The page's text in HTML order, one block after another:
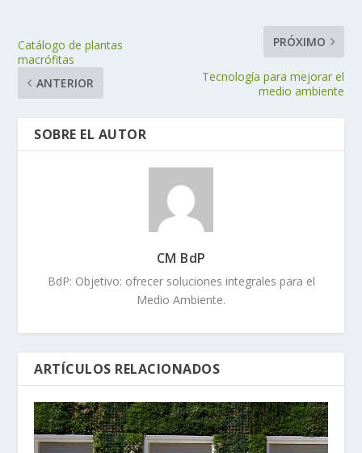
Catálogo de plantas
macrófitas
ANTERIOR
PRÓXIMO
Tecnología para mejorar el
medio ambiente
SOBRE EL AUTOR
CM BdP
BdP: Objetivo: ofrecer soluciones integrales para el
Medio Ambiente.
ARTÍCULOS RELACIONADOS